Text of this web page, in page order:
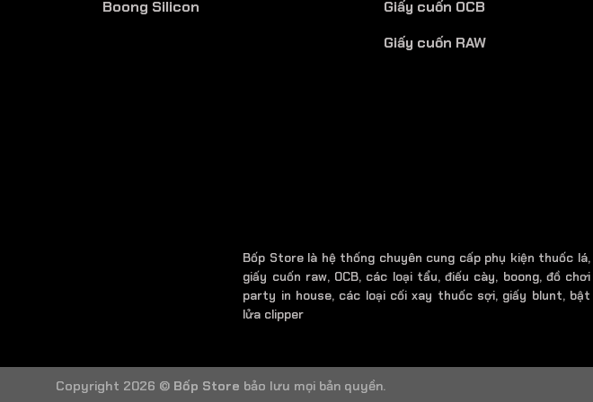
Boong Silicon
Giấy cuốn OCB
Giấy cuốn RAW
Bốp Store là hệ thống chuyên cung cấp phụ kiện thuốc lá,
giấy cuốn raw, OCB, các loại tẩu, điếu cày, boong, đồ chơi
party in house, các loại cối xay thuốc sợi, giấy blunt, bật
lửa clipper
Copyright 2026 © Bốp Store bảo lưu mọi bản quyền.